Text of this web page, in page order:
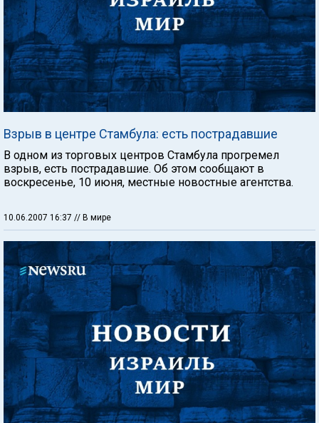
Взрыв в центре Стамбула: есть пострадавшие
В одном из торговых центров Стамбула прогремел
взрыв, есть пострадавшие. Об этом сообщают в
воскресенье, 10 июня, местные новостные агентства.
10.06.2007 16:37 // В мире